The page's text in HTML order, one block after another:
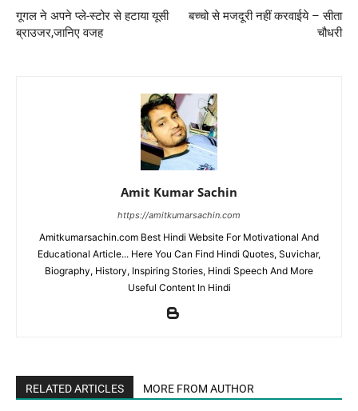
गूगल ने अपने प्ले-स्टोर से हटाया यूसी
ब्राउजर,जानिए वजह
बच्चो से मजदूरी नहीं करवाईये – सीता
चौधरी
Amit Kumar Sachin
https://amitkumarsachin.com
Amitkumarsachin.com Best Hindi Website For Motivational And
Educational Article... Here You Can Find Hindi Quotes, Suvichar,
Biography, History, Inspiring Stories, Hindi Speech And More
Useful Content In Hindi
RELATED ARTICLES MORE FROM AUTHOR